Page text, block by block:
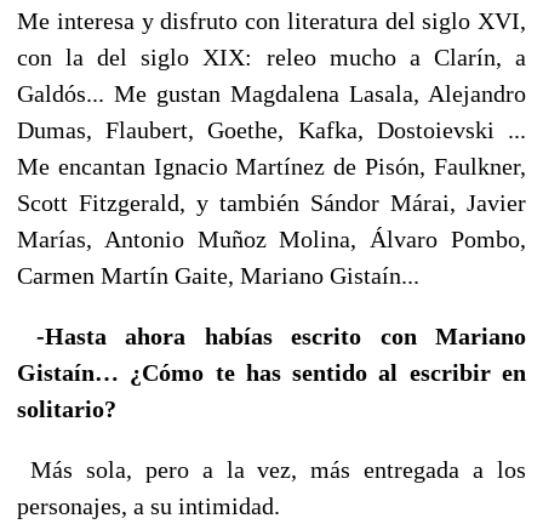
Me interesa y disfruto con literatura del siglo XVI,
con la del siglo XIX: releo mucho a Clarín, a
Galdós... Me gustan Magdalena Lasala, Alejandro
Dumas, Flaubert, Goethe, Kafka, Dostoievski ...
Me encantan Ignacio Martínez de Pisón, Faulkner,
Scott Fitzgerald, y también Sándor Márai, Javier
Marías, Antonio Muñoz Molina, Álvaro Pombo,
Carmen Martín Gaite, Mariano Gistaín...
-Hasta ahora habías escrito con Mariano
Gistaín… ¿Cómo te has sentido al escribir en
solitario?
Más sola, pero a la vez, más entregada a los
personajes, a su intimidad.